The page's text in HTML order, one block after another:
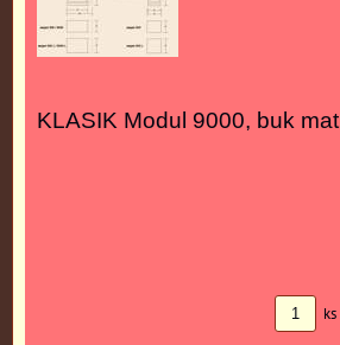
KLASIK Modul 9000, buk mat
ks